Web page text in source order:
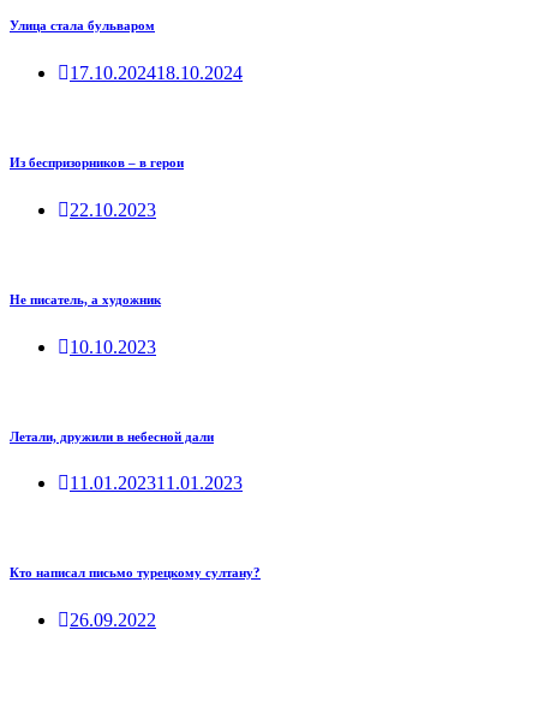
Улица стала бульваром
17.10.202418.10.2024
Из беспризорников – в герои
22.10.2023
Не писатель, а художник
10.10.2023
Летали, дружили в небесной дали
11.01.202311.01.2023
Кто написал письмо турецкому султану?
26.09.2022